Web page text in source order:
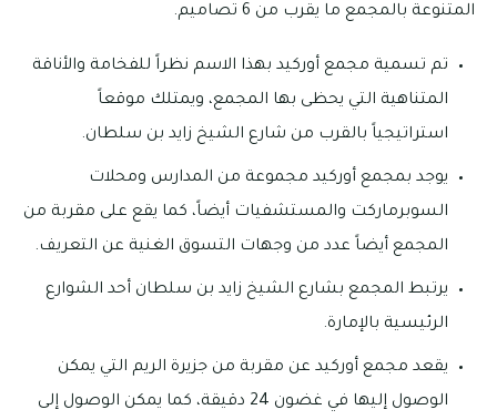
المتنوعة بالمجمع ما يقرب من 6 تصاميم.
تم تسمية مجمع أوركيد بهذا الاسم نظراً للفخامة والأناقة
المتناهية التي يحظى بها المجمع، ويمتلك موقعاً
استراتيجياً بالقرب من شارع الشيخ زايد بن سلطان.
يوجد بمجمع أوركيد مجموعة من المدارس ومحلات
السوبرماركت والمستشفيات أيضاً، كما يقع على مقربة من
المجمع أيضاً عدد من وجهات التسوق الغنية عن التعريف.
يرتبط المجمع بشارع الشيخ زايد بن سلطان أحد الشوارع
الرئيسية بالإمارة.
يقعد مجمع أوركيد عن مقربة من جزيرة الريم التي يمكن
الوصول إليها في غضون 24 دقيقة، كما يمكن الوصول إلى